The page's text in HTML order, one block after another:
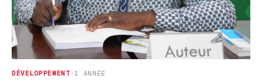
DÉVELOPPEMENT·1 ANNÉE